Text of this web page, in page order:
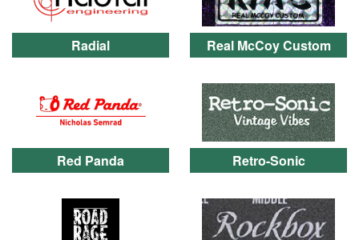
Radial Real McCoy Custom
Red Panda Retro-Sonic